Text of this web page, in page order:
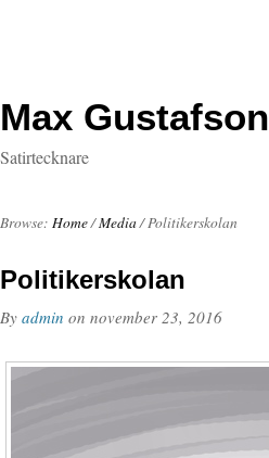
Max Gustafson
Satirtecknare
Browse: Home/Media/Politikerskolan
Politikerskolan
By admin on november 23, 2016